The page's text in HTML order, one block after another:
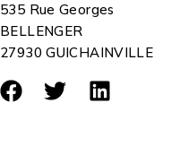
535 Rue Georges
BELLENGER
27930 GUICHAINVILLE